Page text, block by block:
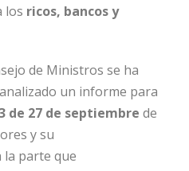
los ricos, bancos y
de Ministros se ha
un informe para
de 27 de septiembre de
y su
la parte que